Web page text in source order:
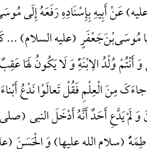
عَنْ أَبِیهِ بِإِسْنَادِهِ رَفَعَهُ إِلَی
مُوسَی‌بْنَ‌جَعْفَرٍ (علیه السلام) ...
وَ أَنْتُمْ وُلْدُ الِابْنَهًِْ وَ لَا یَکُونُ لَهَا
الْعِلْمِ فَقُلْ تَعالَوْا نَدْعُ
یَدَّعِ أَحَدٌ أَنَّهُ أَدْخَلَ النبی (صلی
(سلام الله علیها) وَ الْحَسَنَ